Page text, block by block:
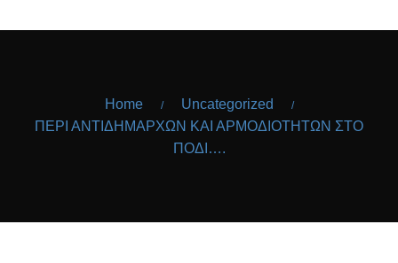
Home / Uncategorized /
ΠΕΡΙ ΑΝΤΙΔΗΜΑΡΧΩΝ ΚΑΙ ΑΡΜΟΔΙΟΤΗΤΩΝ ΣΤΟ
ΠΟΔΙ….